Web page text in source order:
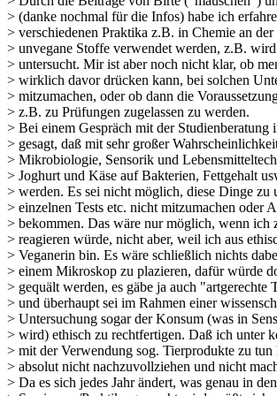
> (danke nochmal für die Infos) habe ich
> verschiedenen Praktika z.B. in Chemie an
> unvegane Stoffe verwendet werden, z.B.
> untersucht. Mir ist aber noch nicht klar, ob
> wirklich davor drücken kann, bei solchen
> mitzumachen, oder ob dann die
> z.B. zu Prüfungen zugelassen zu werden.
> Bei einem Gespräch mit der
> gesagt, daß mit sehr großer
> Mikrobiologie, Sensorik und
> Joghurt und Käse auf Bakterien, Fettgehalt
> werden. Es sei nicht möglich, diese Dinge zu
> einzelnen Tests etc. nicht mitzumachen oder
> bekommen. Das wäre nur möglich, wenn ich
> reagieren würde, nicht aber, weil ich aus
> Veganerin bin. Es wäre schließlich nichts
> einem Mikroskop zu plazieren, dafür würde
> gequält werden, es gäbe ja auch "artgerechte
> und überhaupt sei im Rahmen einer
> Untersuchung sogar der Konsum (was in
> wird) ethisch zu rechtfertigen. Daß ich unter
> mit der Verwendung sog. Tierprodukte zu tun
> absolut nicht nachzuvollziehen und nicht
> Da es sich jedes Jahr ändert, was genau in